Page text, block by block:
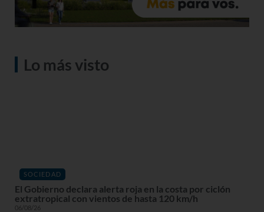
Lo más visto
SOCIEDAD
El Gobierno declara alerta roja en la costa por ciclón
extratropical con vientos de hasta 120 km/h
06/08/26